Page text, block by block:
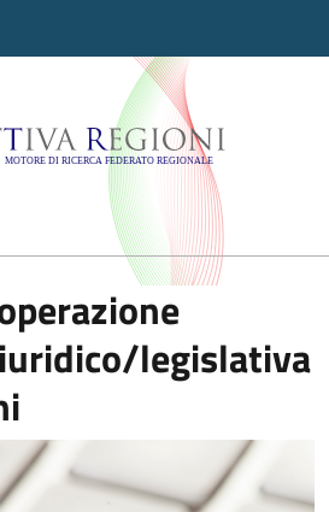
Regioni -
legislativa